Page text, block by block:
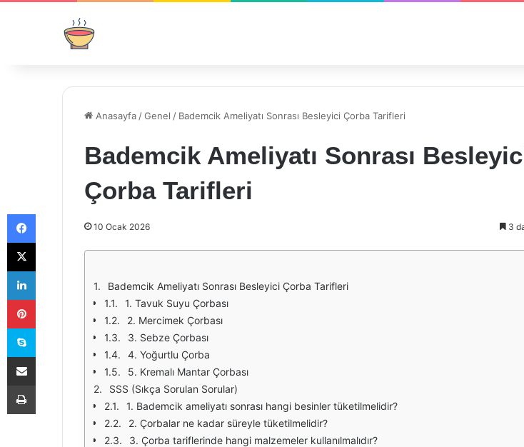
Anasayfa /Genel / Bademcik Ameliyatı Sonrası Besleyici Çorba Tarifleri
Bademcik Ameliyatı Sonrası
Çorba Tarifleri
10 Ocak 2026 3
Bademcik Ameliyatı Sonrası Besleyici Çorba Tarifleri
1. Tavuk Suyu Çorbası
2. Mercimek Çorbası
3. Sebze Çorbası
4. Yoğurtlu Çorba
5. Kremalı Mantar Çorbası
SSS (Sıkça Sorulan Sorular)
1. Bademcik ameliyatı sonrası hangi besinler tüketilmelidir?
2. Çorbalar ne kadar süreyle tüketilmelidir?
3. Çorba tariflerinde hangi malzemeler kullanılmalıdır?
Facebook
X
LinkedIn
Pinterest
Skype
E-Posta ile paylaş